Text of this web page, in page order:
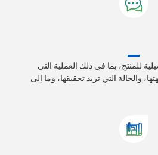
للمنتج، بما في ذلك العملية التي
والحالة التي تريد تحقيقها، وما إلى